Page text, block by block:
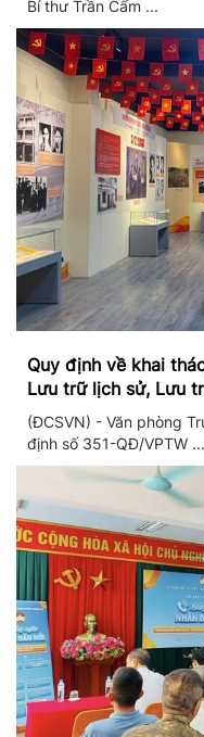
Bí thư Trần Cẩm ...
Quy định về khai
Lưu trữ lịch sử, Lưu
Đảng và Văn phòng
(ĐCSVN) - Văn phòng
định số 351-QĐ/VPTW ...